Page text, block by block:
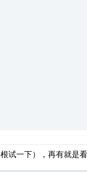
试一下），再有就是